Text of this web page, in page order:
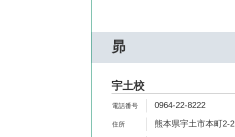
昴
宇土校
0964-22-8222
熊本県宇土市本町2-2